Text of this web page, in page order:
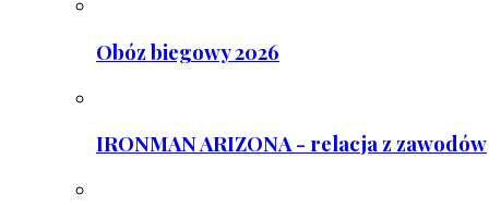
Obóz biegowy 2026
IRONMAN ARIZONA - relacja z zawodów